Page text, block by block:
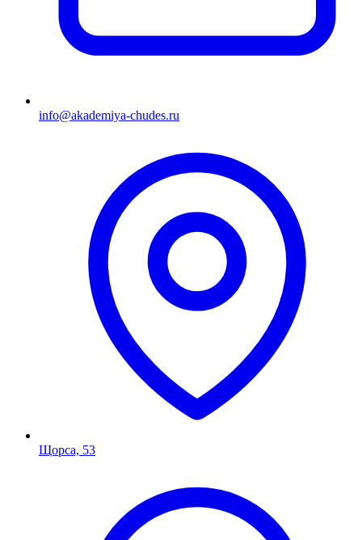
info@akademiya-chudes.ru
Щорса, 53